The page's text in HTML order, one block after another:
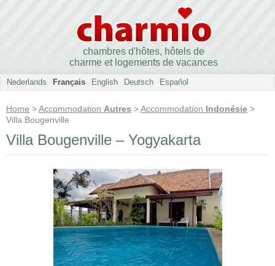
chambres d'hôtes, hôtels de
charme et logements de vacances
Nederlands Français English Deutsch Español
Home >Accommodation Autres >Accommodation Indonésie >
Villa Bougenville
Villa Bougenville – Yogyakarta